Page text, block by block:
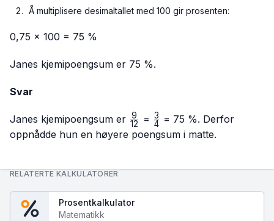
Å multiplisere desimaltallet med 100 gir prosenten:
0,75 × 100 = 75 %
Janes kjemipoengsum er 75 %.
Svar
Janes kjemipoengsum er \frac{9}
{12}
12
9 = \frac{3}
{4}
4
3
= 75 %. Derfor
oppnådde hun en høyere poengsum i matte.
RELATERTE KALKULATORER
Prosentkalkulator
Matematikk